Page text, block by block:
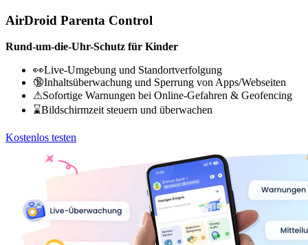
AirDroid Parenta Control
Rund-um-die-Uhr-Schutz für Kinder
👀Live-Umgebung und Standortverfolgung
🔞Inhaltsüberwachung und Sperrung von Apps/Webseiten
⚠Sofortige Warnungen bei Online-Gefahren & Geofencing
⌛Bildschirmzeit steuern und überwachen
Kostenlos testen